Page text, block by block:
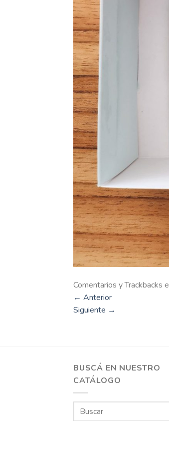
Comentarios y Trackbacks
← Anterior
Siguiente →
BUSCÁ EN NUESTRO
CATÁLOGO
Buscar
por: